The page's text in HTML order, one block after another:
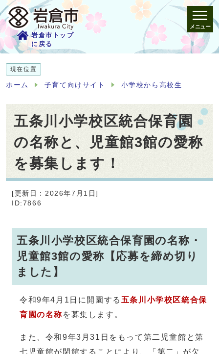
岩倉市トップ
に戻る
メニュー
現在位置
ホーム 子育て向けサイト 小学校から高校生
五条川小学校区統合保育園
の名称と、児童館3館の愛称
を募集します！
[更新日：2026年7月1日]
ID:7866
五条川小学校区統合保育園の名称・
児童館3館の愛称【応募を締め切り
ました】
令和9年4月1日に開園する 五条川小学校区統合保
育園の名称を募集します。
また、令和9年3月31日をもって第二児童館と第
七児童館が閉館することにより、「第二」が欠